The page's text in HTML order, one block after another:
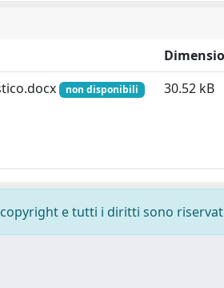
non disponibili 30.52 kB
e tutti i diritti sono